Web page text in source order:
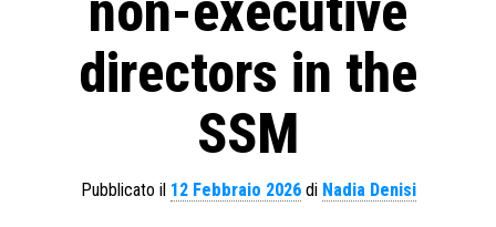
directors in the
SSM
Pubblicato il 12 Febbraio 2026di Nadia Denisi